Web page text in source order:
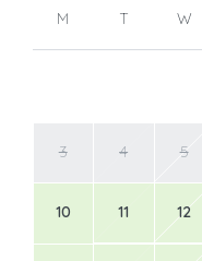
M T W
3 4 5
10 11 12